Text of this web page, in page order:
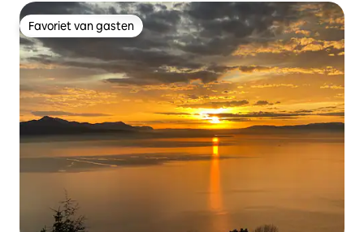
Favoriet van gasten
Favoriet van gasten